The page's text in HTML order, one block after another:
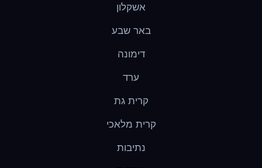
אשקלון
באר שבע
דימונה
ערד
קרית גת
קרית מלאכי
נתיבות